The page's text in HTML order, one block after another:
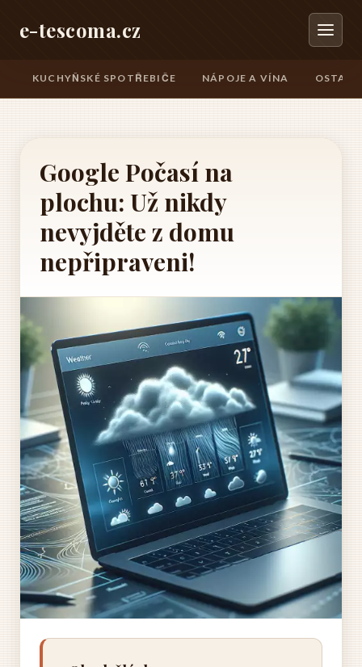
e-tescoma.cz
KUCHYŇSKÉ SPOTŘEBIČE NÁPOJE A VÍNA
Google Počasí na
plochu: Už nikdy
nevyjděte z domu
nepřipraveni!